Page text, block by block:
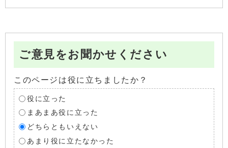
ご意見をお聞かせください
このページは役に立ちましたか？
役に立った
まあまあ役に立った
どちらともいえない
あまり役に立たなかった